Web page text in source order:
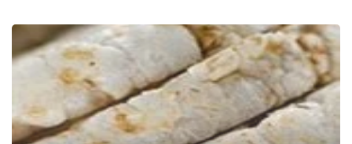
einersüßen Scheibe Pignamit leckerer Mortadella darin? In
unserem Online-Shop finden Sie verschiedene Sorten von
Backwaren zum Verkauf: vom vielfach ausgezeichneten
molisanischen Brot bis zu süßen Backwaren wie Pandoro,
Sbrisolona und Colomba.